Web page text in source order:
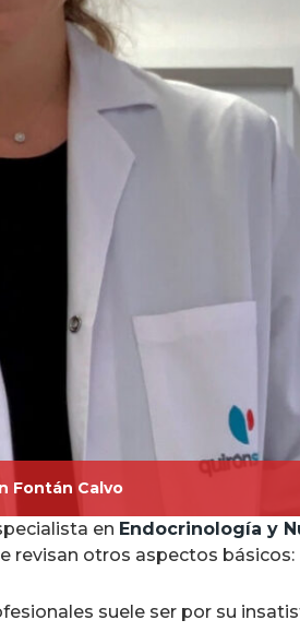
Fontán Calvo
en Endocrinología y
revisan otros aspectos básicos:
suele ser por su